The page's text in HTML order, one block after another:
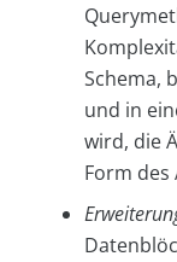
Schema,
und in
wird, die
Form des